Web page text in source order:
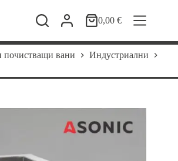
Shopping
0,00€
почистващи вани
Индустриални